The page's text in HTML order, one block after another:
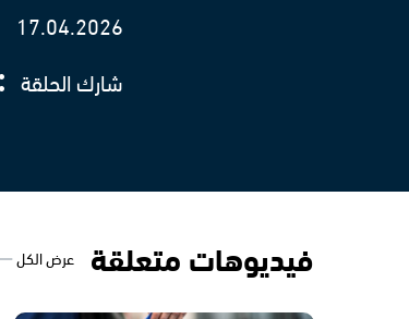
17.04.2026
شارك الحلقة
فيديوهات متعلقة عرض الكل